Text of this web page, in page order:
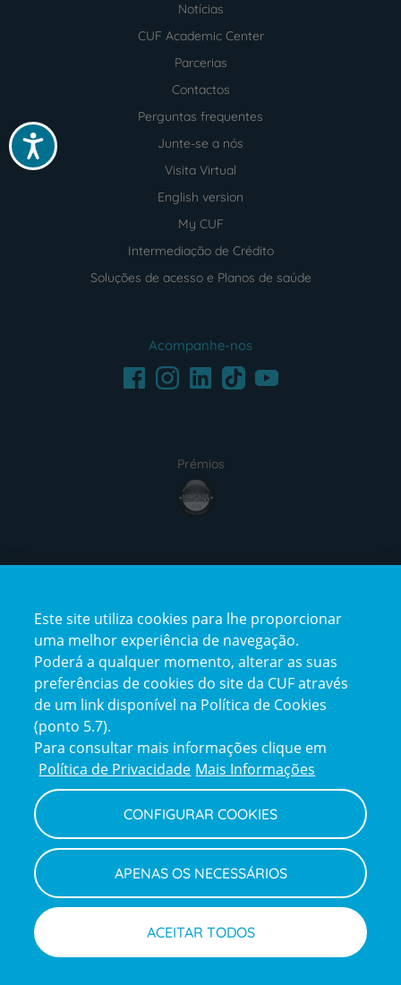
Acessibilidade
Notícias
CUF Academic Center
Parcerias
Contactos
Perguntas frequentes
Junte-se a nós
Visita Virtual
English version
My CUF
Intermediação de Crédito
Soluções de acesso e Planos de saúde
Acompanhe-nos
FacebookInstagramLinkedInTikTokYoutube
Prémios
award4
certification2certification3
Reclamações
e
elogios
Policy
Política de Privacidade e Cookies
Termos e Condições
Declaração de Acessibilidade
Canal de Denúncias
Informações legais
Este site utiliza cookies para lhe proporcionar
uma melhor experiência de navegação.
Poderá a qualquer momento, alterar as suas
preferências de cookies do site da CUF através
de um link disponível na Política de Cookies
(ponto 5.7).
Para consultar mais informações clique em
Política de Privacidade Mais Informações
CONFIGURAR COOKIES
APENAS OS NECESSÁRIOS
ACEITAR TODOS